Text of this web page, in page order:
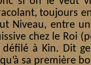
toujours
Niveau, entre
chez le Roi
défilé à Kin. Dit
sa première